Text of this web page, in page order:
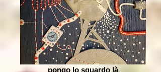
pongo lo sguardo là